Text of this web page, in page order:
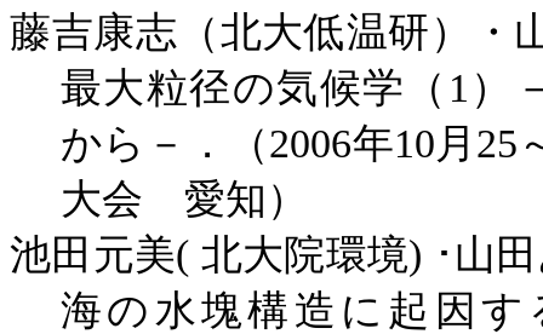
藤吉康志（北大低温研）・
最大粒径の気候学（ 1 ）
から－．（2006年10月 25
大会 愛知）
池田元美( 北大院環境) ･山
海の水塊構造に起因